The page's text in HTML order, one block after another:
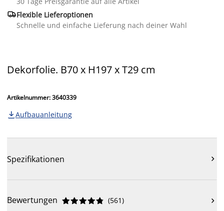
Flexible Lieferoptionen
Schnelle und einfache Lieferung nach deiner Wahl
Dekorfolie. B70 x H197 x T29 cm
Artikelnummer: 3640339
 Aufbauanleitung
Spezifikationen 
Bewertungen 




 (561) 